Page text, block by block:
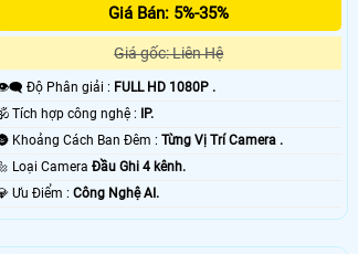
Giá Bán: 5%-35%
Giá gốc: Liên Hệ
👁️‍🗨 Độ Phân giải : FULL HD 1080P .
🕉️ Tích hợp công nghệ :
IP.
🌚 Khoảng Cách Ban Đêm :Từng Vị Trí Camera .
🔩 Loại CameraĐầu Ghi 4 kênh.
️💎 Ưu Điểm :Công Nghệ AI.